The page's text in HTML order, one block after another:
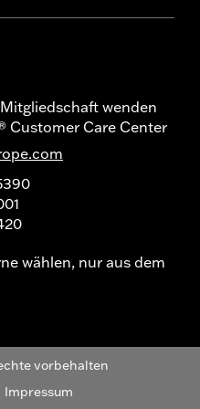
wenden
Customer Care Center
wählen, nur aus dem
vorbehalten
Impressum